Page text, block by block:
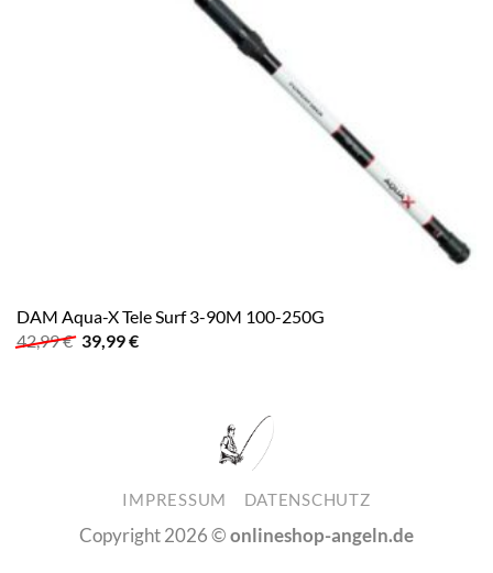
DAM Aqua-X Tele Surf 3-90M 100-250G
42,99€ Ursprünglicher
39,99€Aktueller
IMPRESSUM DATENSCHUTZ
Copyright 2026 ©onlineshop-angeln.de